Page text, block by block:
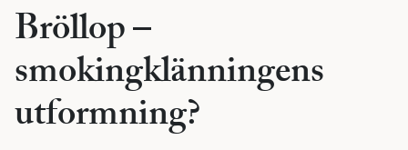
Bröllop –
smokingklänningens
utformning?